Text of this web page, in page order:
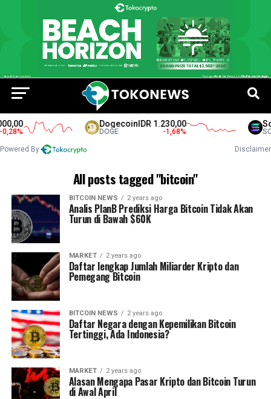
%
DogecoinIDR 1.230,00
DOGE -1,68 % SOL
Powered By Disclaimer
All posts tagged "bitcoin"
BITCOIN NEWS 2 years ago
Analis PlanB Prediksi Harga Bitcoin Tidak Akan
Turun di Bawah $60K
MARKET 2 years ago
Daftar lengkap Jumlah Miliarder Kripto dan
Pemegang Bitcoin
BITCOIN NEWS 2 years ago
Daftar Negara dengan Kepemilikan Bitcoin
Tertinggi, Ada Indonesia?
MARKET 2 years ago
Alasan Mengapa Pasar Kripto dan Bitcoin Turun
di Awal April